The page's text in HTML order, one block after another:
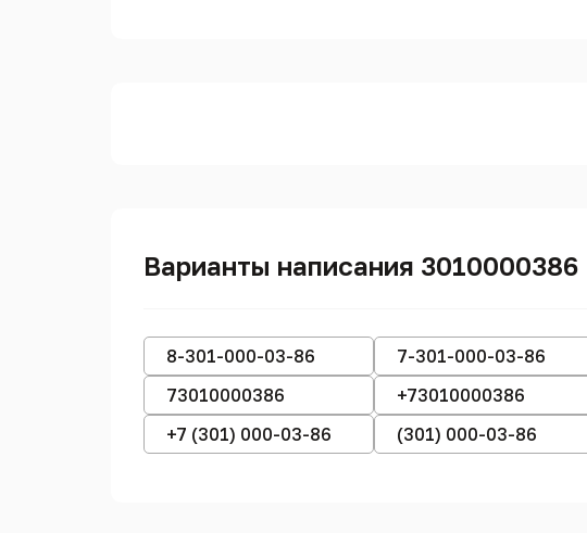
Варианты написания 3010000386
8-301-000-03-86 7-301-000-03-86
73010000386
+73010000386
+7 (301) 000-03-86
(301) 000-03-86